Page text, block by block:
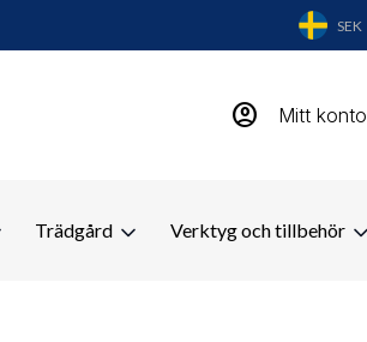
SEK
account_circle Mitt konto
Trädgård Verktyg och tillbehör